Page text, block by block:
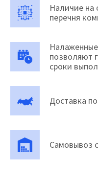
Наличие на
перечня
позволяют
сроки
Доставка
Самовывоз